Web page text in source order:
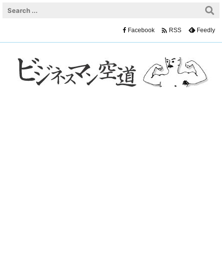
Facebook  RSS Feedly